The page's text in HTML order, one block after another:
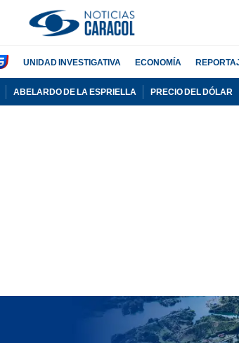
UNIDAD INVESTIGATIVA ECONOMÍA
ABELARDO DE LA ESPRIELLA PRECIO DEL DÓLAR